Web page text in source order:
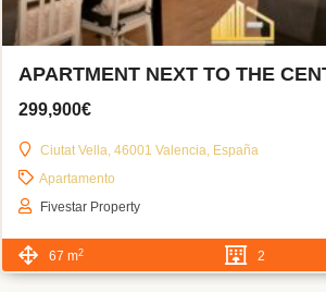
APARTMENT NEXT TO THE
299,900€
Ciutat Vella, 46001 Valencia, España
Apartamento
Fivestar Property
67 m2 2